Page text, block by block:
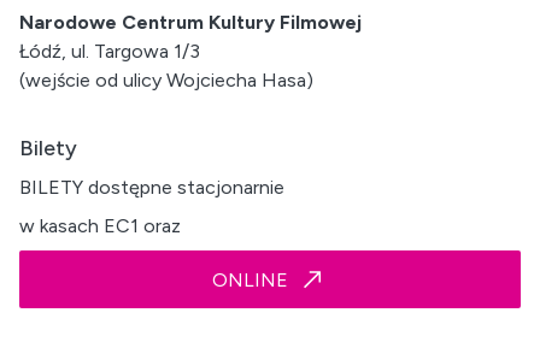
Narodowe Centrum Kultury Filmowej
Łódź, ul. Targowa 1/3
(wejście od ulicy Wojciecha Hasa)
Bilety
BILETY dostępne stacjonarnie
w kasach EC1 oraz
ONLINE